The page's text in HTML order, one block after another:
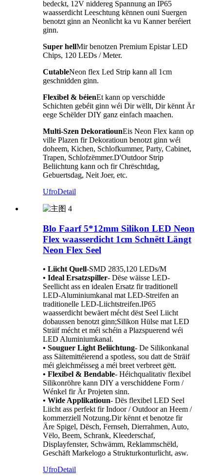
bedeckt, 12V niddereg Spannung an IP65
waasserdicht Leeschtung kënnen ouni Suergen
benotzt ginn an Neonlicht ka vu Kanner beréiert
ginn.
Super hellMir benotzen Premium Epistar LED
Chips, 120 LEDs / Meter.
CutableNeon flex Led Strip kann all 1cm
geschnidden ginn.
Flexibel & béienEt kann op verschidde
Schichten gebéit ginn wéi Dir wëllt, Dir kënnt Är
eege Schëlder DIY ganz einfach maachen.
Multi-Szen DekoratiounEis Neon Flex kann op
ville Plazen fir Dekoratioun benotzt ginn wéi
doheem, Kichen, Schlofkummer, Party, Cabinet,
Trapen, Schlofzëmmer.D'Outdoor Strip
Beliichtung kann och fir Chrëschtdag,
Gebuertsdag, Neit Joer, etc.
UfroDetail
Blo Faarf 5*12mm Silikon LED Neon
Flex waasserdicht 1cm Schnëtt Längt
Neon Flex Seel
• Liicht Quell-SMD 2835,120 LEDs/M
• Ideal Ersatzspiller- Dëse wäisse LED-
Seellicht ass en idealen Ersatz fir traditionell
LED-Aluminiumkanal mat LED-Streifen an
traditionelle LED-Liichtstreifen.IP65
waasserdicht bewäert mécht dëst Seel Liicht
dobaussen benotzt ginn;Silikon Hülse mat LED
Sträif mécht et méi schéin a Plazspuerend wéi
LED Aluminiumkanal.
• Souguer Light Beliichtung- De Silikonkanal
ass Säitemittéierend a spotless, sou datt de Sträif
méi gleichméisseg a méi breet verbreet gëtt.
• Flexibel & Bendable- Héichqualitativ flexibel
Silikonröhre kann DIY a verschiddene Form /
Wénkel fir Är Projeten sinn.
• Wide Applikatioun- Dës flexibel LED Seel
Liicht ass perfekt fir Indoor / Outdoor an Heem /
kommerziell Notzung.Dir kënnt et benotze fir
Äre Spigel, Dësch, Fernseh, Dierrahmen, Auto,
Vëlo, Beem, Schrank, Kleederschaf,
Displayfenster, Schwämm, Reklammschëld,
Geschäft Markelogo a Strukturkonturlicht, asw.
UfroDetail